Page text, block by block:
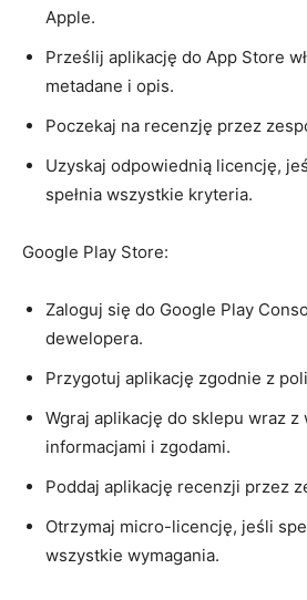
Apple.
Prześlij aplikację do ⁤App⁢ Store
metadane i opis.
Poczekaj na recenzję ⁣przez
Uzyskaj odpowiednią ‍licencję,
spełnia wszystkie kryteria.
Google ⁢Play Store:
Zaloguj się do Google ⁣Play
dewelopera.
Przygotuj⁣ aplikację zgodnie z
Wgraj aplikację do sklepu⁢ wraz z
informacjami i zgodami.
Poddaj aplikację recenzji przez
Otrzymaj micro-licencję,⁣ jeśli
wszystkie ⁣wymagania.